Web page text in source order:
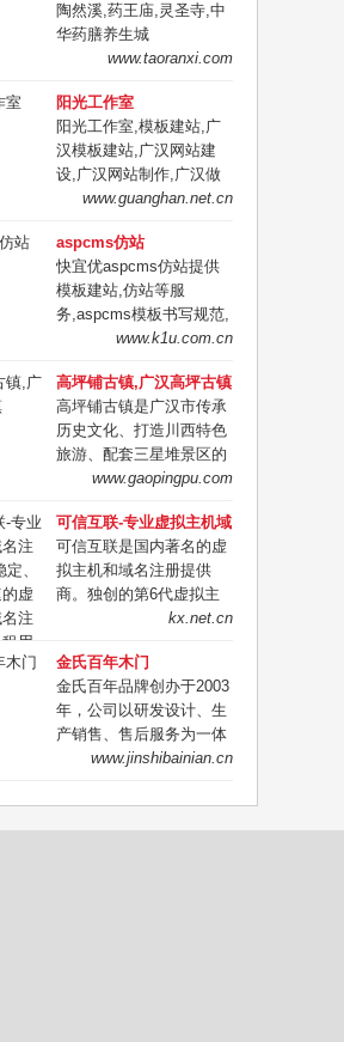
陶然溪,药王庙,灵圣寺,中
华药膳养生城
www.taoranxi.com
阳光工作室
阳光工作室,模板建站,广
汉模板建站,广汉网站建
设,广汉网站制作,广汉做
网站的,广汉便宜做网站
广汉便宜建网站,广汉网络
公司
www.guanghan.net.cn
aspcms仿站
快宜优aspcms仿站提供
模板建站,仿站等服
务,aspcms模板书写规范,
兼容性强,可生成静态,易
www.k1u.com.cn
高坪铺古镇,广汉高坪古镇
高坪铺古镇是广汉市传承
历史文化、打造川西特色
旅游、配套三星堆景区的
一个重点特色项目，高坪
自古即为川西之重镇，
3000多年前，就有古蜀先
民在此活动，自汉唐以
来，这里商贾云聚，明代
www.gaopingpu.com
可信互联-专业虚拟主机域
名注册服务商!稳定、安
全、高速的虚拟主机！域
名注册虚拟主机租用
可信互联是国内著名的虚
拟主机和域名注册提供
商。独创的第6代虚拟主
机管理系统，拥有在线数
马查杀等30余项功能.千M
硬件防火墙,为您保驾护
航！双线虚拟主机确保南
北畅通无阻！
kx.net.cn
金氏百年木门
金氏百年品牌创办于2003
年，公司以研发设计、生
产销售、售后服务为一体
的综合性木制品企业。在
精装房等领域专注生产实
木门，实木复合门，木饰
www.jinshibainian.cn